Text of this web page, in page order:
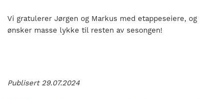
Vi gratulerer Jørgen og Markus med etappeseiere, og
ønsker masse lykke til resten av sesongen!
Publisert 29.07.2024